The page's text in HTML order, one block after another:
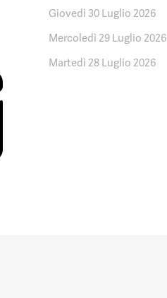
Giovedì 30 Luglio 2026
Mercoledì 29 Luglio 2026
Martedì 28 Luglio 2026